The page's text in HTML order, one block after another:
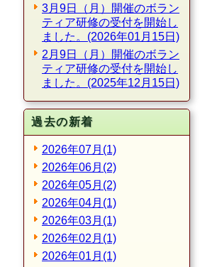
3月9日（月）開催のボラン
ティア研修の受付を開始し
ました。(2026年01月15日)
2月9日（月）開催のボラン
ティア研修の受付を開始し
ました。(2025年12月15日)
過去の新着
2026年07月(1)
2026年06月(2)
2026年05月(2)
2026年04月(1)
2026年03月(1)
2026年02月(1)
2026年01月(1)